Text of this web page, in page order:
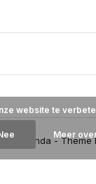
Veranda - Theme
website te
Meer